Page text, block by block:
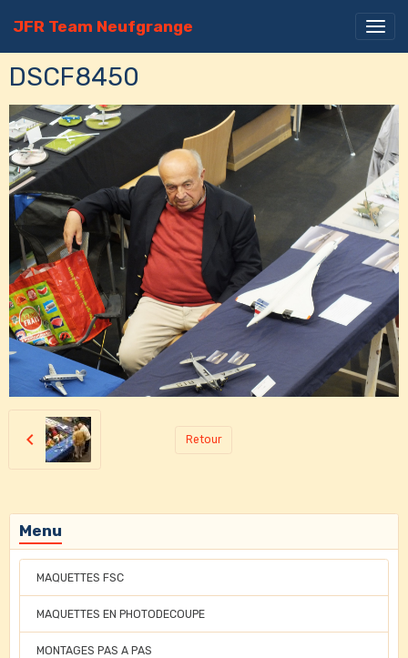
JFR Team Neufgrange
DSCF8450
Retour
Menu
MAQUETTES FSC
MAQUETTES EN PHOTODECOUPE
MONTAGES PAS A PAS